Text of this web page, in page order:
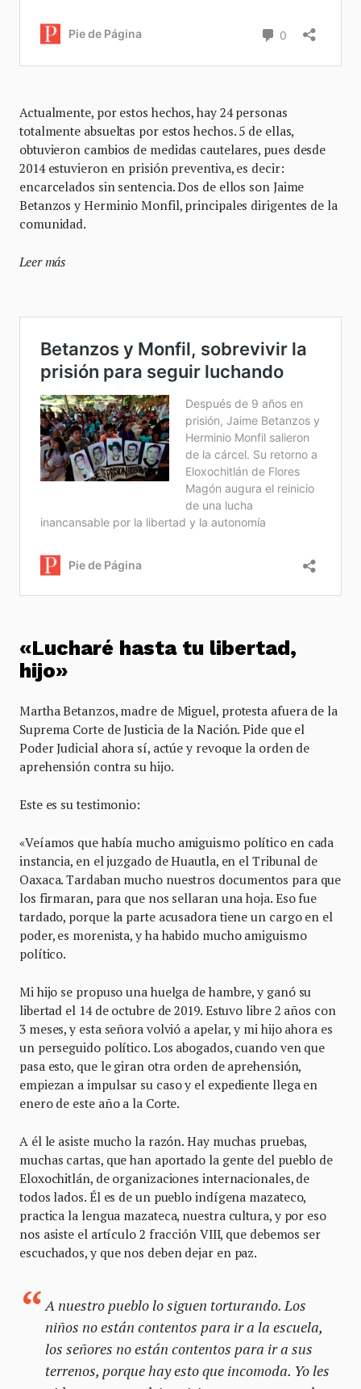
Actualmente, por estos hechos, hay 24 personas
totalmente absueltas por estos hechos. 5 de ellas,
obtuvieron cambios de medidas cautelares, pues desde
2014 estuvieron en prisión preventiva, es decir:
encarcelados sin sentencia. Dos de ellos son Jaime
Betanzos y Herminio Monfil, principales dirigentes de la
comunidad.
Leer más
«Lucharé hasta tu libertad,
hijo»
Martha Betanzos, madre de Miguel, protesta afuera de la
Suprema Corte de Justicia de la Nación. Pide que el
Poder Judicial ahora sí, actúe y revoque la orden de
aprehensión contra su hijo.
Este es su testimonio:
«Veíamos que había mucho amiguismo político en cada
instancia, en el juzgado de Huautla, en el Tribunal de
Oaxaca. Tardaban mucho nuestros documentos para que
los firmaran, para que nos sellaran una hoja. Eso fue
tardado, porque la parte acusadora tiene un cargo en el
poder, es morenista, y ha habido mucho amiguismo
político.
Mi hijo se propuso una huelga de hambre, y ganó su
libertad el 14 de octubre de 2019. Estuvo libre 2 años con
3 meses, y esta señora volvió a apelar, y mi hijo ahora es
un perseguido político. Los abogados, cuando ven que
pasa esto, que le giran otra orden de aprehensión,
empiezan a impulsar su caso y el expediente llega en
enero de este año a la Corte.
A él le asiste mucho la razón. Hay muchas pruebas,
muchas cartas, que han aportado la gente del pueblo de
Eloxochitlán, de organizaciones internacionales, de
todos lados. Él es de un pueblo indígena mazateco,
practica la lengua mazateca, nuestra cultura, y por eso
nos asiste el artículo 2 fracción VIII, que debemos ser
escuchados, y que nos deben dejar en paz.
A nuestro pueblo lo siguen torturando. Los
niños no están contentos para ir a la escuela,
los señores no están contentos para ir a sus
terrenos, porque hay esto que incomoda. Yo les